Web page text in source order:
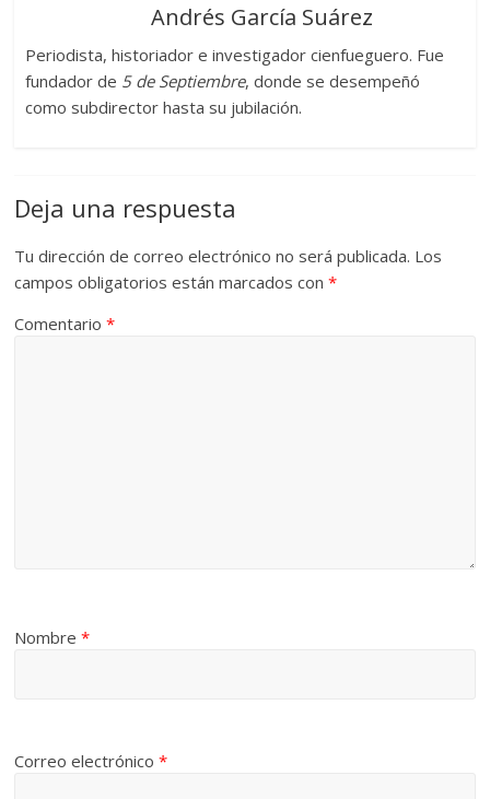
Andrés García Suárez
Periodista, historiador e investigador cienfueguero. Fue
fundador de 5 de Septiembre, donde se desempeñó
como subdirector hasta su jubilación.
Deja una respuesta
Tu dirección de correo electrónico no será publicada. Los
campos obligatorios están marcados con*
Comentario*
Nombre*
Correo electrónico*